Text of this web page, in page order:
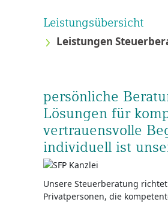
Leistungsübersicht
Leistungen
persönliche
Lösungen für
vertrauensvolle
individuell ist
Unsere Steuerberatung
Privatpersonen, die